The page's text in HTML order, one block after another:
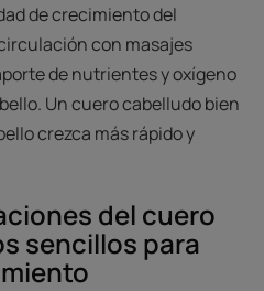
de crecimiento del
con masajes
de nutrientes y oxígeno
Un cuero cabelludo bien
crezca más rápido y
del cuero
sencillos para